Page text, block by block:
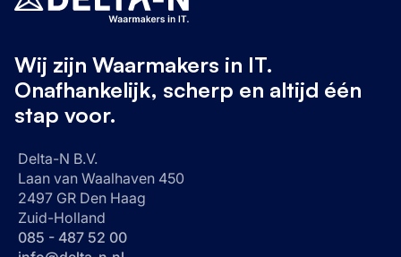
Wij zijn Waarmakers in IT.
Onafhankelijk, scherp en altijd één
stap voor.
Delta-N B.V.
Laan van Waalhaven 450
2497 GR Den Haag
Zuid-Holland
085 - 487 52 00